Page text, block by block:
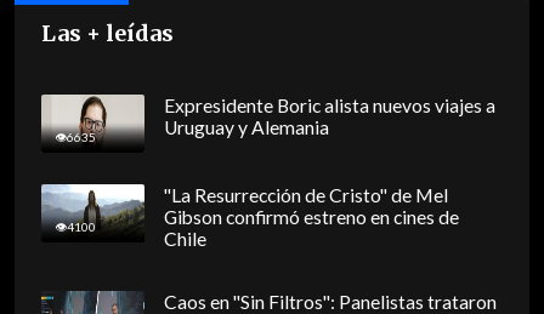
Las + leídas
6635
Expresidente Boric alista nuevos viajes a
Uruguay y Alemania
4100
"La Resurrección de Cristo" de Mel
Gibson confirmó estreno en cines de
Chile
Caos en "Sin Filtros": Panelistas trataron